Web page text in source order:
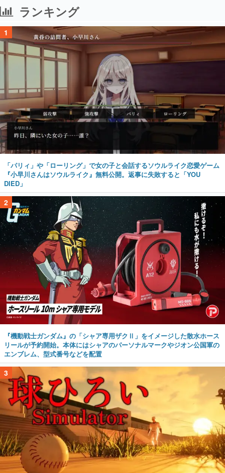
ランキング
1
「パリィ」や「ローリング」で女の子と会話するソウルライク恋愛ゲーム
『小早川さんはソウルライク』無料公開。返事に失敗すると「YOU
DIED」
2
『機動戦士ガンダム』の「シャア専用ザクⅡ」をイメージした散水ホース
リールが予約開始。本体にはシャアのパーソナルマークやジオン公国軍の
エンブレム、型式番号などを配置
3